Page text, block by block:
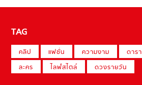
TAG
คลิป แฟชั่น ความงาม ดารา
ละคร
ไลฟ์สไตล์ ดวงรายวัน